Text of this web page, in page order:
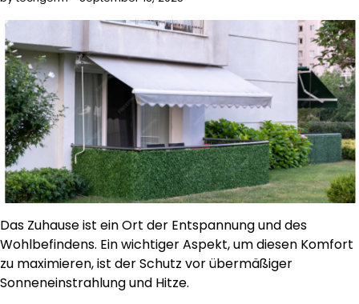
Das Zuhause ist ein Ort der Entspannung und des
Wohlbefindens. Ein wichtiger Aspekt, um diesen Komfort
zu maximieren, ist der Schutz vor übermäßiger
Sonneneinstrahlung und Hitze.